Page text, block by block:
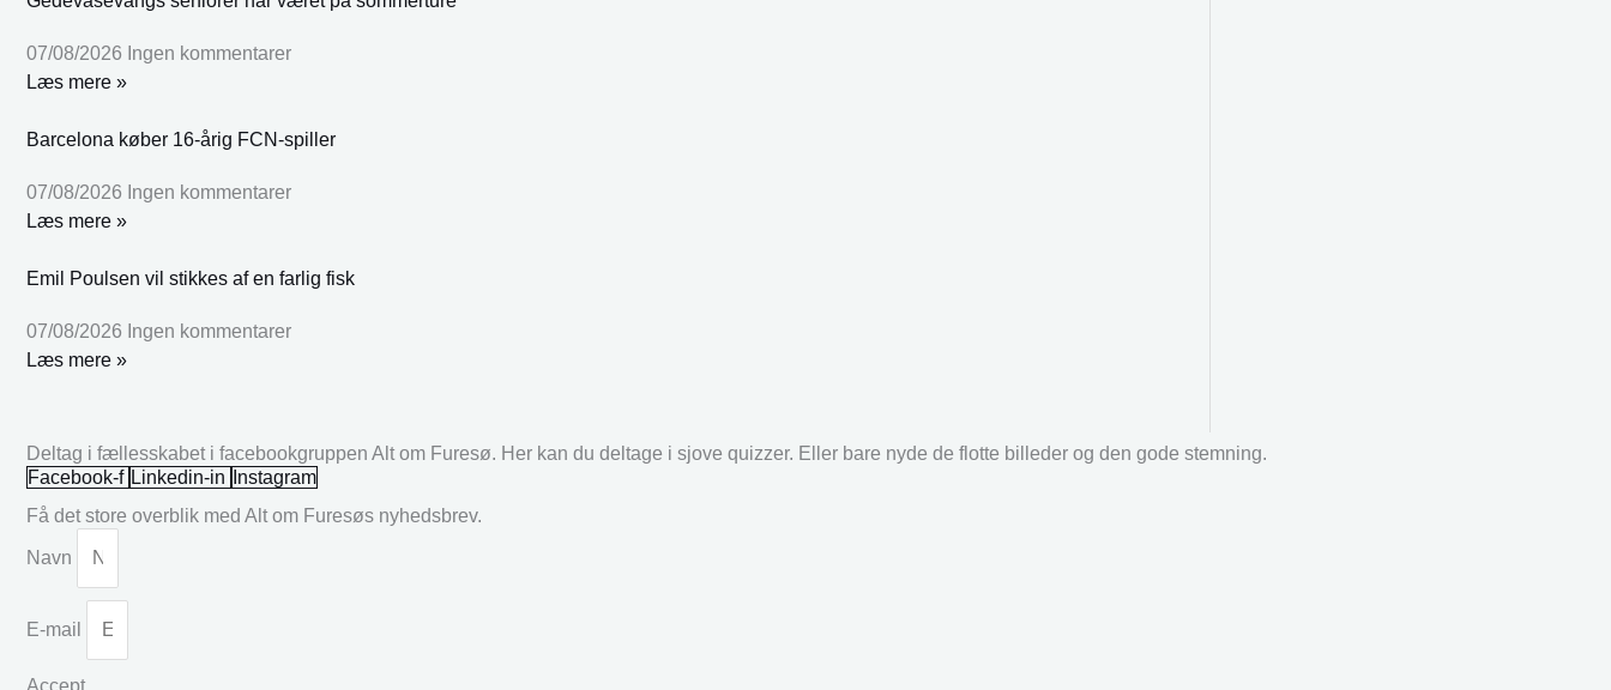
07/08/2026 Ingen kommentarer
Læs mere »
Barcelona køber 16-årig FCN-spiller
07/08/2026 Ingen kommentarer
Læs mere »
Emil Poulsen vil stikkes af en farlig fisk
07/08/2026 Ingen kommentarer
Læs mere »
Deltag i fællesskabet i facebookgruppen Alt om Furesø. Her kan du deltage i sjove quizzer. Eller bare nyde de flotte billeder og den gode stemning.
Facebook-f Linkedin-in
Instagram
Få det store overblik med Alt om Furesøs nyhedsbrev.
Navn
E-mail
Accept